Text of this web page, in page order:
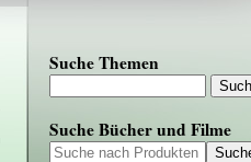
Suche Themen
Suche Bücher und Filme